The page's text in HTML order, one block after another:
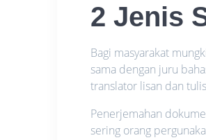
2 Jenis
Bagi masyarakat
sama dengan juru
translator lisan dan
Penerjemahan
sering orang